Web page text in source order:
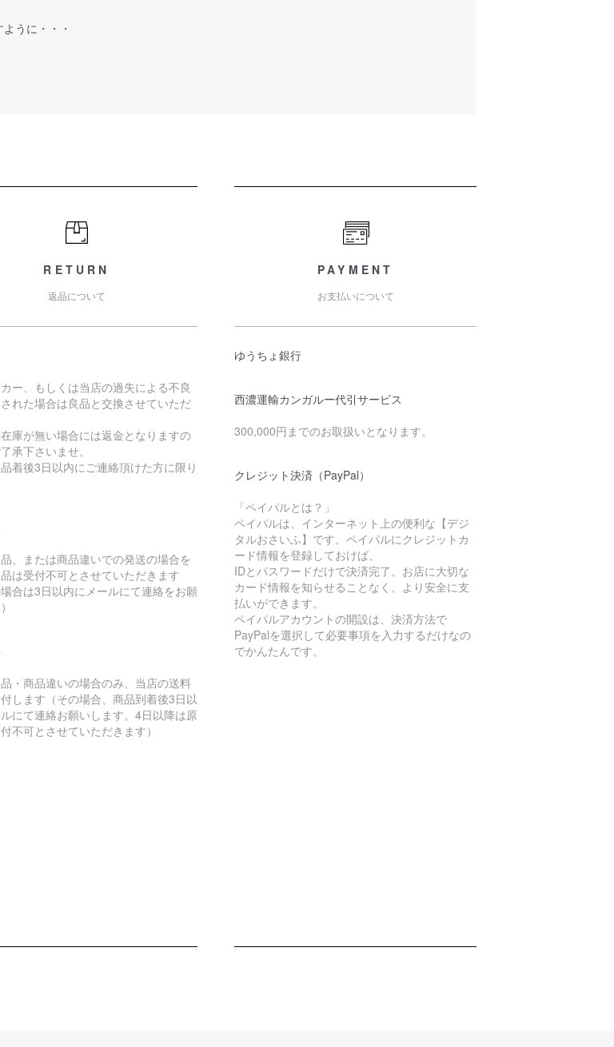
うに・・・
RETURN
返品について
ー、もしくは当店の過失による不良
れた場合は良品と交換させていただ
庫が無い場合には返金となりますの
承下さいませ。
着後3日以内にご連絡頂けた方に限り
、または商品違いでの発送の場合を
は受付不可とさせていただきます
場合は3日以内にメールにて連絡をお願
・商品違いの場合のみ、当店の送料
します（その場合、商品到着後3日以
にて連絡お願いします。4日以降は原
不可とさせていただきます）
PAYMENT
お支払いについて
ゆうちょ銀行
西濃運輸カンガルー代引サービス
300,000円までのお取扱いとなります。
クレジット決済（PayPal）
「ペイパルとは？」
ペイパルは、インターネット上の便利な【デジ
タルおさいふ】です。ペイパルにクレジットカ
ード情報を登録しておけば、
IDとパスワードだけで決済完了。お店に大切な
カード情報を知らせることなく、より安全に支
払いができます。
ペイパルアカウントの開設は、決済方法で
PayPalを選択して必要事項を入力するだけなの
でかんたんです。